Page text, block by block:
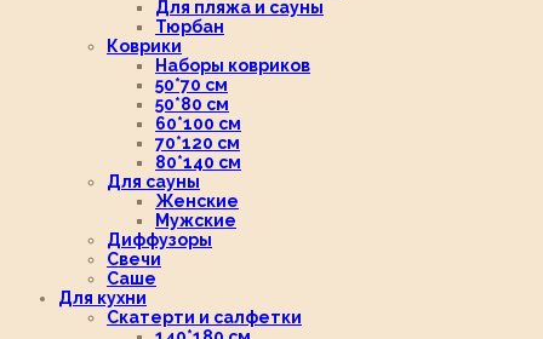
Для пляжа и сауны
Тюрбан
Коврики
Наборы ковриков
50*70 см
50*80 см
60*100 см
70*120 см
80*140 см
Для сауны
Женские
Мужские
Диффузоры
Свечи
Саше
Для кухни
Скатерти и салфетки